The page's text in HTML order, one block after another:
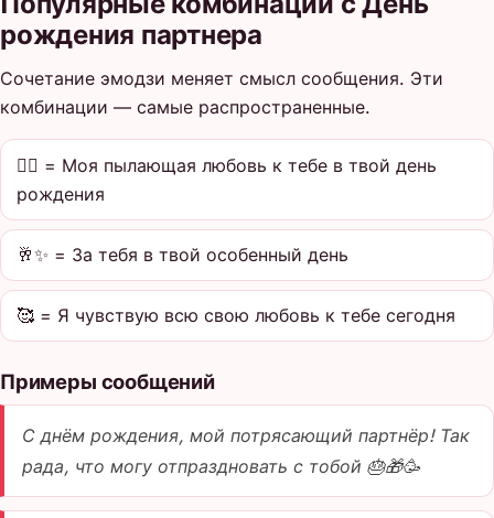
рождения партнера
Сочетание эмодзи меняет смысл сообщения. Эти
комбинации — самые распространенные.
❤️‍🔥 = Моя пылающая любовь к тебе в твой день
рождения
🥂✨ = За тебя в твой особенный день
🥰 = Я чувствую всю свою любовь к тебе сегодня
Примеры сообщений
С днём рождения, мой потрясающий партнёр! Так
рада, что могу отпраздновать с тобой 🎂🎁🥳